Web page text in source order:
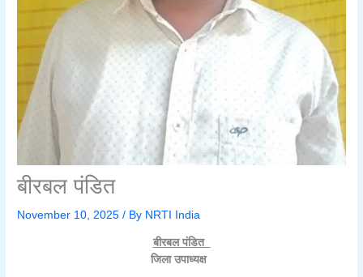
बीरबल पंडित
November 10, 2025/ By NRTI India
बीरबल पंडित
जिला उपाध्यक्ष